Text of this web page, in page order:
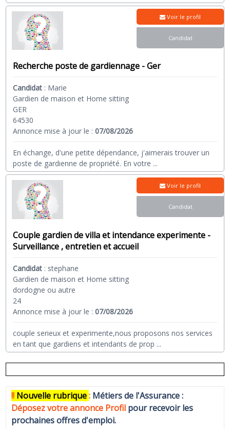
Recherche poste de gardiennage - Ger
Candidat : Marie
Gardien de maison et Home sitting
GER
64530
Annonce mise à jour le :07/08/2026
En échange, d'une petite dépendance, j'aimerais trouver un
poste de gardienne de propriété. En votre ...
Voir le profil
Candidat
Couple gardien de villa et intendance experimente -
Surveillance , entretien et accueil
Candidat : stephane
Gardien de maison et Home sitting
dordogne ou autre
24
Annonce mise à jour le :07/08/2026
couple serieux et experimente,nous proposons nos services
en tant que gardiens et intendants de prop ...
Voir le profil
Candidat
!! Nouvelle rubrique: Métiers de l'Assurance :
Déposez votre annonce Profil pour recevoir les
prochaines offres d'emploi.